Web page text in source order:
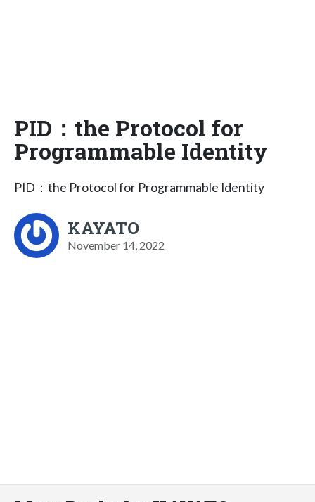
PID：the Protocol for
Programmable Identity
PID：the Protocol for Programmable Identity
KAYATO
November 14, 2022